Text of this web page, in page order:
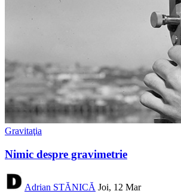
Gravitaţia
Nimic despre gravimetrie
Adrian STĂNICĂ Joi, 12 Mar